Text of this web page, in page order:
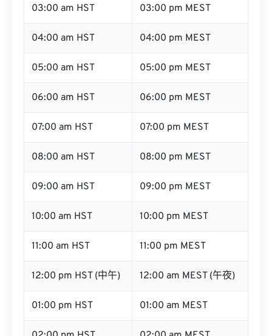
03:00 am HST 03:00 pm MEST
04:00 am HST 04:00 pm MEST
05:00 am HST 05:00 pm MEST
06:00 am HST 06:00 pm MEST
07:00 am HST 07:00 pm MEST
08:00 am HST 08:00 pm MEST
09:00 am HST 09:00 pm MEST
10:00 am HST 10:00 pm MEST
11:00 am HST 11:00 pm MEST
12:00 pm HST (中午) 12:00 am MEST (午夜)
01:00 pm HST 01:00 am MEST